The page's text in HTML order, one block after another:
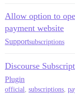
Allow option to
payment website
Supportsubscriptions
Discourse
Plugin
official, subscriptions,